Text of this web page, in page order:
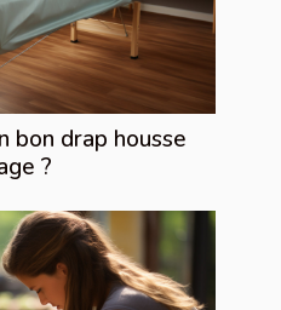
bon drap housse
?